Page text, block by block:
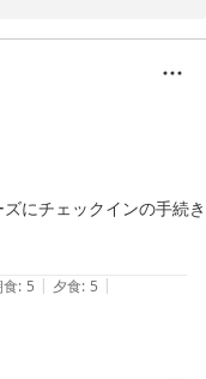
りでございます。
ことを目的に参りまし
います。
ので、湯布院にいらし
お待ち申し上げており
にチェックインの手続き
部屋も広く最高に素敵で
庫内の飲み物は無料との
満足でした。お宿が全体
んびり過ごせました。
: 5 | 夕食: 5 |